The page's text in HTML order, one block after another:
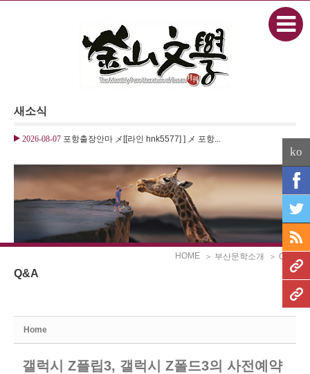
새소식
2026-08-07 포항출장안마 メ[[라인 hnk5577] ] メ 포항...
HOME ＞ 부산문학소개 ＞ Q&A
Q&A
Home
갤럭시 Z플립3, 갤럭시 Z폴드3의 사전예약
ko
Sketchbook5, 스케치북5
Sketchbook5, 스케치북5